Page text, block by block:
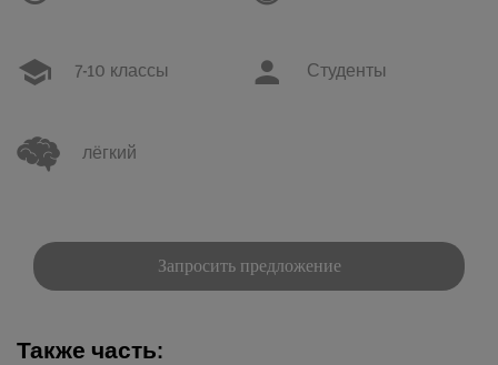
7-10 классы Студенты
лёгкий
Запросить предложение
Также часть: